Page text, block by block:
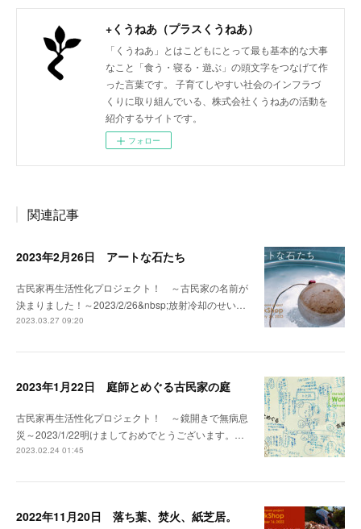
+くうねあ（プラスくうねあ）
「くうねあ」とはこどもにとって最も基本的な大事
なこと「食う・寝る・遊ぶ」の頭文字をつなげて作
った言葉です。 子育てしやすい社会のインフラづ
くりに取り組んでいる、株式会社くうねあの活動を
紹介するサイトです。
フォロー
関連記事
2023年2月26日 アートな石たち
古民家再生活性化プロジェクト！ ～古民家の名前が
決まりました！～2023/2/26&nbsp;放射冷却のせい…
2023.03.27 09:20
2023年1月22日 庭師とめぐる古民家の庭
古民家再生活性化プロジェクト！ ～鏡開きで無病息
災～2023/1/22明けましておめでとうございます。…
2023.02.24 01:45
2022年11月20日 落ち葉、焚火、紙芝居。